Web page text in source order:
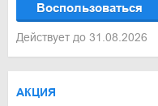
Воспользоваться
Действует до 31.08.2026
АКЦИЯ